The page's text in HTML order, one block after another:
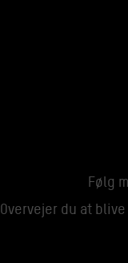
Følg
Overvejer du at